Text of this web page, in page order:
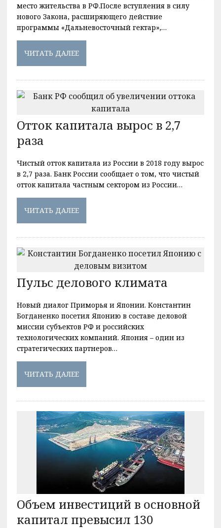
место жительства в РФ.После вступления в силу
нового Закона, расширяющего действие
программы «Дальневосточный гектар»,…
ЧИТАТЬ ДАЛЕЕ
Отток капитала вырос в 2,7
раза
Чистый отток капитала из России в 2018 году вырос
в 2,7 раза. Банк России сообщает о том, что чистый
отток капитала частным сектором из России…
ЧИТАТЬ ДАЛЕЕ
Пульс делового климата
Новый диалог Приморья и Японии. Константин
Богданенко посетил Японию в составе деловой
миссии субъектов РФ и российских
технологических компаний. Япония – один из
стратегических партнеров…
ЧИТАТЬ ДАЛЕЕ
Объем инвестиций в основной
капитал превысил 130